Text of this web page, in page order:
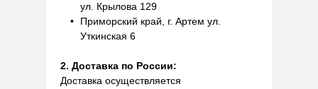
ул. Крылова 129
Приморский край, г. Артем ул.
Уткинская 6
2. Доставка по России:
Доставка осуществляется